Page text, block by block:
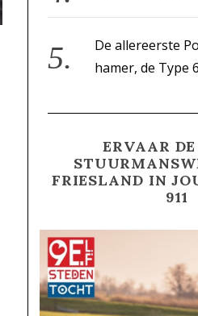
De allereerste
hamer, de Type
ERVAAR
FRIESLAND IN
911